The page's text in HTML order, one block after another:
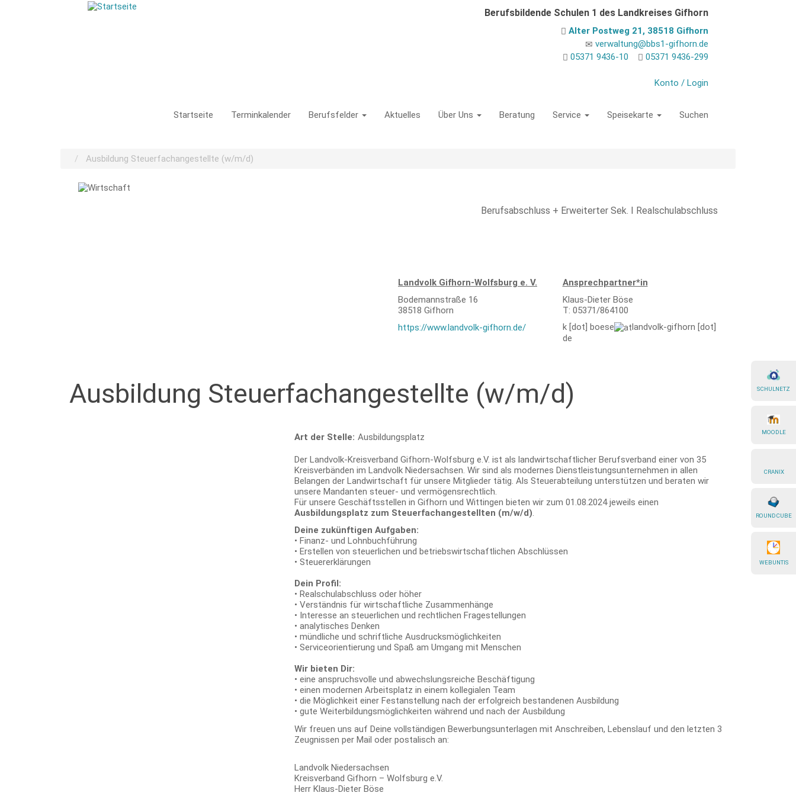
Berufsbildende Schulen 1 des Landkreises Gifhorn
Alter Postweg 21, 38518 Gifhorn
verwaltung@bbs1-gifhorn.de
05371 9436-10
05371 9436-299
Konto / Login
Main
Startseite Terminkalender Berufsfelder Aktuelles Über Uns Beratung Service Speisekarte Suchen
Ausbildung Steuerfachangestellte (w/m/d)
Image
Stellenbörse
Abschlussziel
Berufsabschluss + Erweiterter Sek. I Realschulabschluss
Landvolk Gifhorn-Wolfsburg e. V.
Bodemannstraße 16
38518 Gifhorn
https://www.landvolk-gifhorn.de/
Ansprechpartner*in
Klaus-Dieter Böse
T: 05371/864100
k[dot] boese landvolk-gifhorn [dot]
de
Ausbildung Steuerfachangestellte (w/m/d)
Art der Stelle: Ausbildungsplatz
Der Landvolk-Kreisverband Gifhorn-Wolfsburg e.V. ist als landwirtschaftlicher Berufsverband einer von 35
Kreisverbänden im Landvolk Niedersachsen. Wir sind als modernes Dienstleistungsunternehmen in allen
Belangen der Landwirtschaft für unsere Mitglieder tätig. Als Steuerabteilung unterstützen und beraten wir
unsere Mandanten steuer- und vermögensrechtlich.
Für unsere Geschäftsstellen in Gifhorn und Wittingen bieten wir zum 01.08.2024 jeweils einen
Ausbildungsplatz zum Steuerfachangestellten (m/w/d)
Deine zukünftigen Aufgaben:
• Finanz- und Lohnbuchführung
• Erstellen von steuerlichen und betriebswirtschaftlichen Abschlüssen
• Steuererklärungen
Dein Profil:
• Realschulabschluss oder höher
• Verständnis für wirtschaftliche Zusammenhänge
• Interesse an steuerlichen und rechtlichen Fragestellungen
• analytisches Denken
• mündliche und schriftliche Ausdrucksmöglichkeiten
• Serviceorientierung und Spaß am Umgang mit Menschen
Wir bieten Dir:
• eine anspruchsvolle und abwechslungsreiche Beschäftigung
• einen modernen Arbeitsplatz in einem kollegialen Team
• die Möglichkeit einer Festanstellung nach der erfolgreich bestandenen Ausbildung
• gute Weiterbildungsmöglichkeiten während und nach der Ausbildung
Wir freuen uns auf Deine vollständigen Bewerbungsunterlagen mit Anschreiben, Lebenslauf und den letzten 3
Zeugnissen per Mail oder postalisch an:
Landvolk Niedersachsen
Kreisverband Gifhorn – Wolfsburg e.V.
Herr Klaus-Dieter Böse
SCHULNETZ
MOODLE
CRANIX
ROUNDCUBE
WEBUNTIS